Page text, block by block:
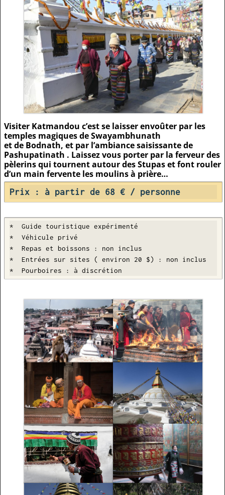
Visiter Katmandou c’est se laisser envoûter par les
temples magiques de Swayambhunath
et de Bodnath, et par l’ambiance saisissante de
Pashupatinath . Laissez vous porter par la ferveur des
pèlerins qui tournent autour des Stupas et font rouler
d’un main fervente les moulins à prière…
Prix : à partir de 68 € / personne
*  Guide touristique expérimenté
*  Véhicule privé
*  Repas et boissons : non inclus
*  Entrées sur sites ( environ 20 $) : non inclus
*  Pourboires : à discrétion